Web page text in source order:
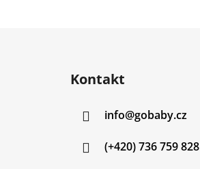
Kontakt
info@gobaby.cz
(+420) 736 759 828